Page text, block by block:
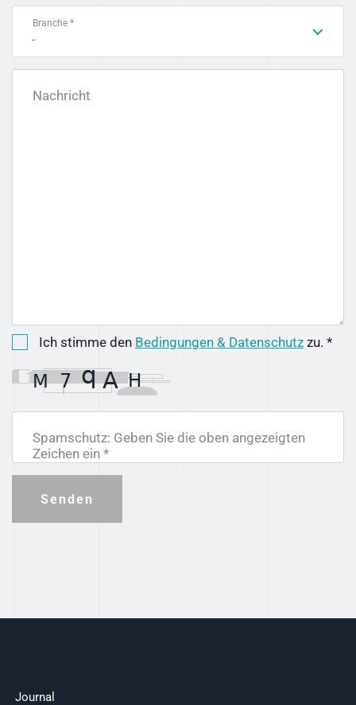
Branche *
-
Nachricht
Ich stimme den Bedingungen & Datenschutz zu. *
Spamschutz: Geben Sie die oben angezeigten
Zeichen ein *
Senden
Journal